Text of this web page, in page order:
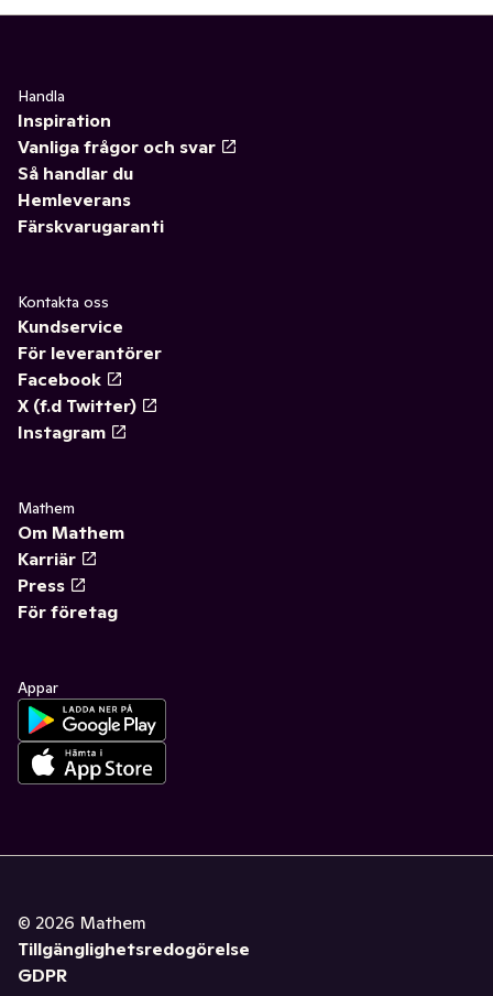
Handla
Inspiration
Vanliga frågor och svar
Så handlar du
Hemleverans
Färskvarugaranti
Kontakta oss
Kundservice
För leverantörer
Facebook
X (f.d Twitter)
Instagram
Mathem
Om Mathem
Karriär
Press
För företag
Appar
© 2026 Mathem
Tillgänglighetsredogörelse
GDPR